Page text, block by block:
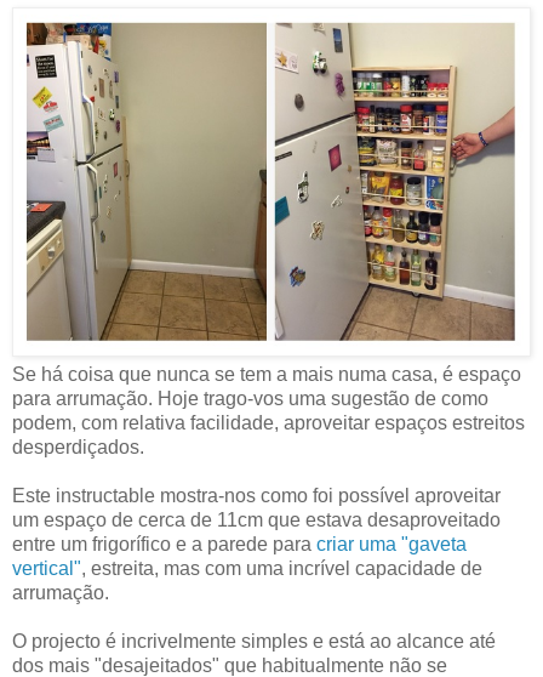
Se há coisa que nunca se tem a mais numa casa, é espaço
para arrumação. Hoje trago-vos uma sugestão de como
podem, com relativa facilidade, aproveitar espaços estreitos
desperdiçados.
Este instructable mostra-nos como foi possível aproveitar
um espaço de cerca de 11cm que estava desaproveitado
entre um frigorífico e a parede para criar uma "gaveta
vertical", estreita, mas com uma incrível capacidade de
arrumação.
O projecto é incrivelmente simples e está ao alcance até
dos mais "desajeitados" que habitualmente não se